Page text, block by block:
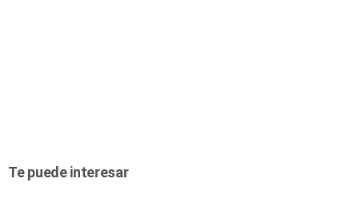
Te puede interesar